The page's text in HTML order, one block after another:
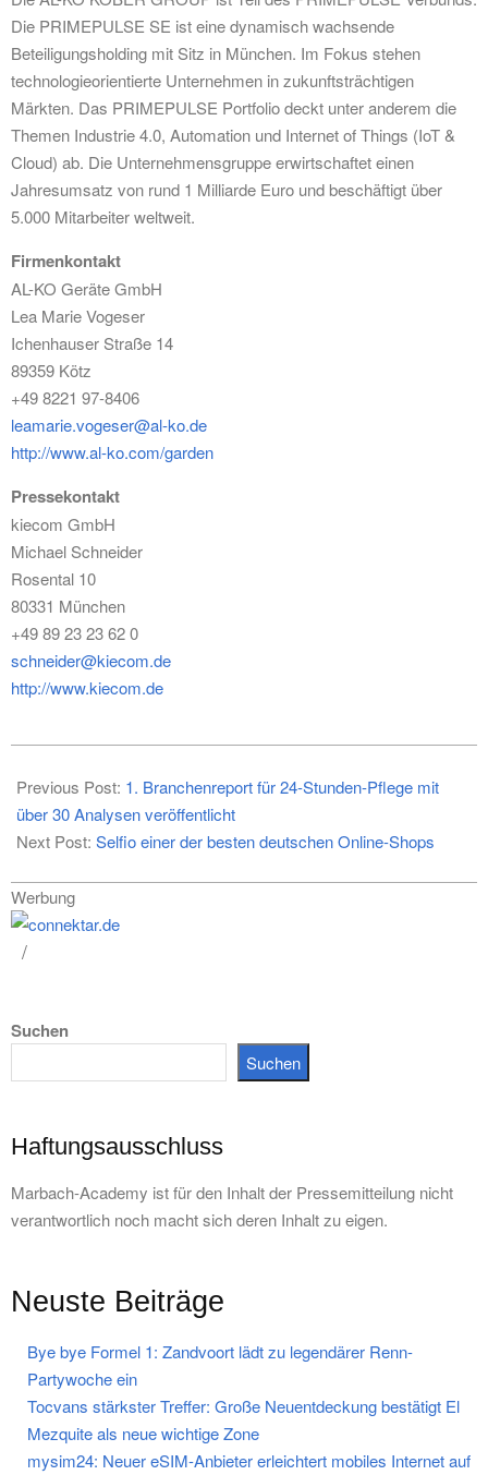
Die PRIMEPULSE SE ist eine dynamisch wachsende
Beteiligungsholding mit Sitz in München. Im Fokus stehen
technologieorientierte Unternehmen in zukunftsträchtigen
Märkten. Das PRIMEPULSE Portfolio deckt unter anderem die
Themen Industrie 4.0, Automation und Internet of Things (IoT &
Cloud) ab. Die Unternehmensgruppe erwirtschaftet einen
Jahresumsatz von rund 1 Milliarde Euro und beschäftigt über
5.000 Mitarbeiter weltweit.
Firmenkontakt
AL-KO Geräte GmbH
Lea Marie Vogeser
Ichenhauser Straße 14
89359 Kötz
+49 8221 97-8406
leamarie.vogeser@al-ko.de
http://www.al-ko.com/garden
Pressekontakt
kiecom GmbH
Michael Schneider
Rosental 10
80331 München
+49 89 23 23 62 0
schneider@kiecom.de
http://www.kiecom.de
09-
16
Previous Post: 1. Branchenreport für 24-Stunden-Pflege mit
über 30 Analysen veröffentlicht
Next Post: Selfio einer der besten deutschen Online-Shops
Werbung
Suchen
Suchen
Haftungsausschluss
Marbach-Academy ist für den Inhalt der Pressemitteilung nicht
verantwortlich noch macht sich deren Inhalt zu eigen.
Neuste Beiträge
Bye bye Formel 1: Zandvoort lädt zu legendärer Renn-
Partywoche ein
Tocvans stärkster Treffer: Große Neuentdeckung bestätigt El
Mezquite als neue wichtige Zone
mysim24: Neuer eSIM-Anbieter erleichtert mobiles Internet auf